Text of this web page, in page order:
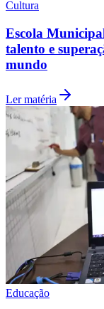
São Paulo
Cultura
Escola
talento e
mundo
Ler matéria
Educação